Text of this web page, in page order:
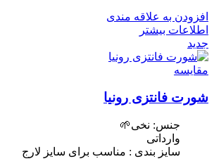
افزودن به علاقه مندی
اطلاعات بیشتر
جدید
مقایسه
شورت فانتزی رونیا
جنس: نخی🌱
وارداتی
سایز بندی : مناسب برای سایز لارج